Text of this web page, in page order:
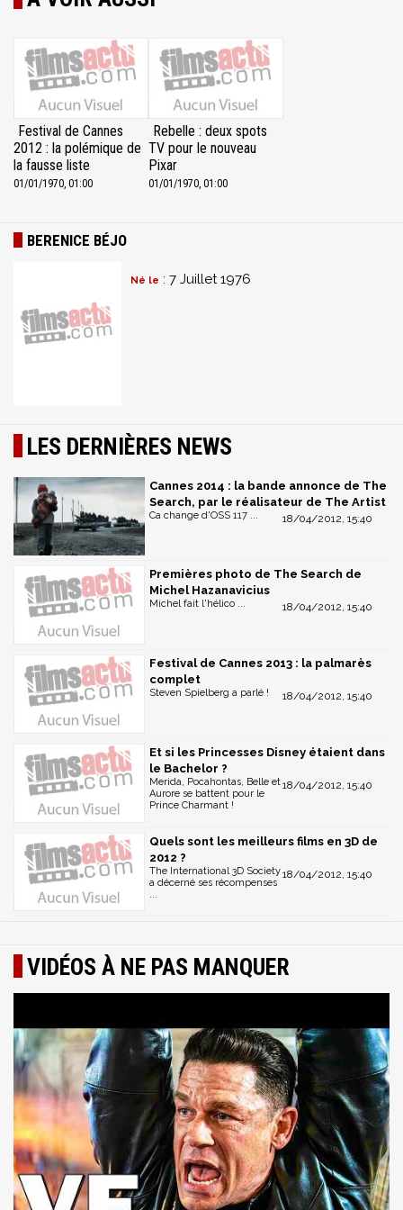
Festival de Cannes
2012 : la polémique de
la fausse liste
01/01/1970, 01:00
Rebelle : deux spots
TV pour le nouveau
Pixar
01/01/1970, 01:00
BERENICE BÉJO
Né le : 7 Juillet 1976
LES DERNIÈRES NEWS
Cannes 2014 : la bande annonce de The
Search, par le réalisateur de The Artist
18/04/2012, 15:40
Ca change d'OSS 117 ...
Premières photo de The Search de
Michel Hazanavicius
18/04/2012, 15:40
Michel fait l'hélico ...
Festival de Cannes 2013 : la palmarès
complet
18/04/2012, 15:40
Steven Spielberg a parlé !
Et si les Princesses Disney étaient dans
le Bachelor ?
18/04/2012, 15:40
Merida, Pocahontas, Belle et
Aurore se battent pour le
Prince Charmant !
Quels sont les meilleurs films en 3D de
2012 ?
18/04/2012, 15:40
The International 3D Society
a décerné ses récompenses
...
VIDÉOS À NE PAS MANQUER